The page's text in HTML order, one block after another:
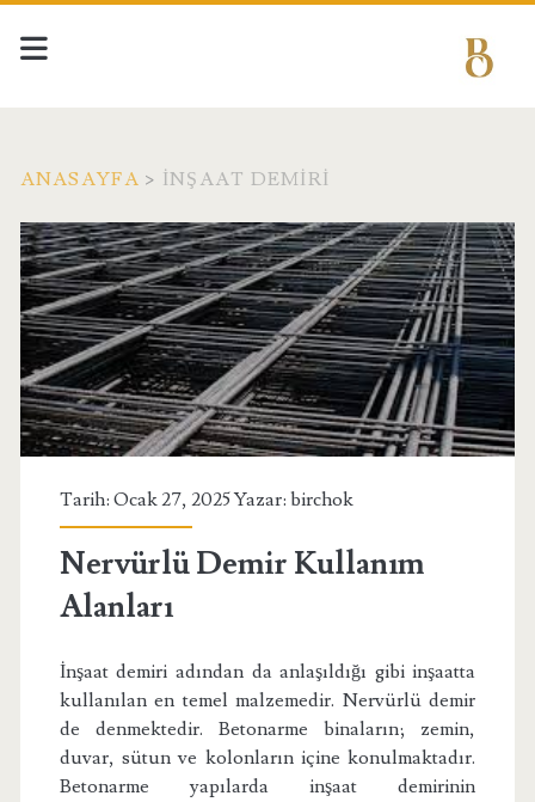
ANASAYFA > INŞAAT DEMIRI
Etiket:
<span>inşaat
demiri</span>
Tarih: Ocak 27, 2025 Yazar: birchok
Nervürlü Demir Kullanım
Alanları
İnşaat demiri adından da anlaşıldığı gibi inşaatta
kullanılan en temel malzemedir. Nervürlü demir
de denmektedir. Betonarme binaların; zemin,
duvar, sütun ve kolonların içine konulmaktadır.
Betonarme yapılarda inşaat demirinin